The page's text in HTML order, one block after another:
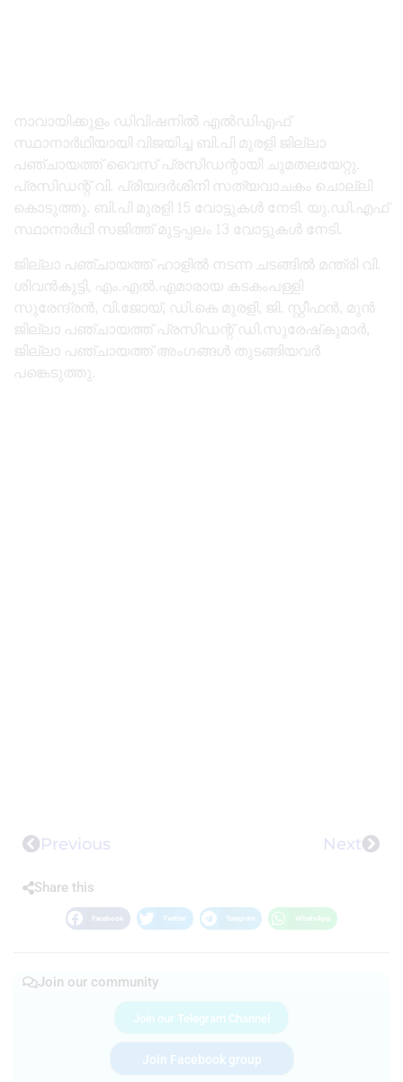
നാവായിക്കുളം ഡിവിഷനിൽ എൽഡിഎഫ്
സ്ഥാനാർഥിയായി വിജയിച്ച ബി.പി മുരളി ജില്ലാ
പഞ്ചായത്ത് വൈസ് പ്രസിഡന്റായി ചുമതലയേറ്റു.
പ്രസിഡന്റ് വി. പ്രിയദർശിനി സത്യവാചകം ചൊല്ലി
കൊടുത്തു. ബി.പി മുരളി 15 വോട്ടുകൾ നേടി. യു.ഡി.എഫ്
സ്ഥാനാർഥി സജിത്ത് മുട്ടപ്പലം 13 വോട്ടുകൾ നേടി.
ജില്ലാ പഞ്ചായത്ത്‌ ഹാളിൽ നടന്ന ചടങ്ങിൽ മന്ത്രി വി.
ശിവൻകുട്ടി, എം.എൽ.എമാരായ കടകംപള്ളി
സുരേന്ദ്രൻ, വി.ജോയ്, ഡി.കെ മുരളി, ജി. സ്റ്റീഫൻ, മുൻ
ജില്ലാ പഞ്ചായത്ത് പ്രസിഡന്റ് ഡി.സുരേഷ്‌കുമാർ,
ജില്ലാ പഞ്ചായത്ത്‌ അംഗങ്ങൾ തുടങ്ങിയവർ
പങ്കെടുത്തു.
Previous Next
Share this
Facebook Twitter Telegram WhatsApp
Join our community
Join our Telegram Channel
Join Facebook group